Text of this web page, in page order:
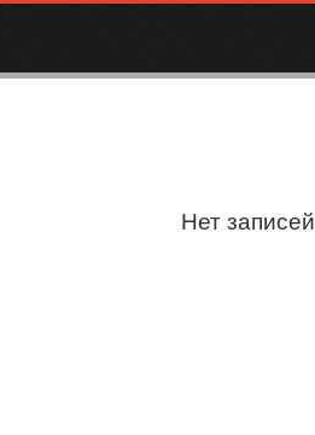
Нет записей